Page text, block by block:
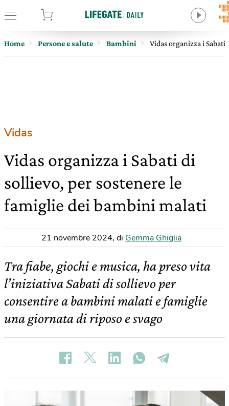
Home Persone e salute Bambini Vidas organizza i
Vidas
Vidas organizza i Sabati di
sollievo, per sostenere le
famiglie dei bambini malati
21 novembre 2024, di Gemma Ghiglia
Tra fiabe, giochi e musica, ha preso vita
l’iniziativa Sabati di sollievo per
consentire a bambini malati e famiglie
una giornata di riposo e svago